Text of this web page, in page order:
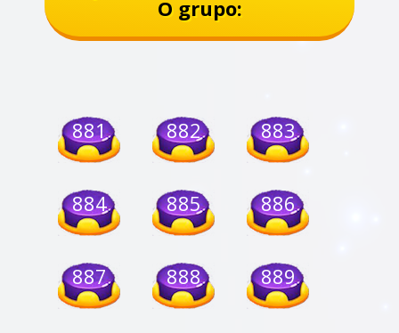
O grupo:
881 882 883
884 885 886
887 888 889